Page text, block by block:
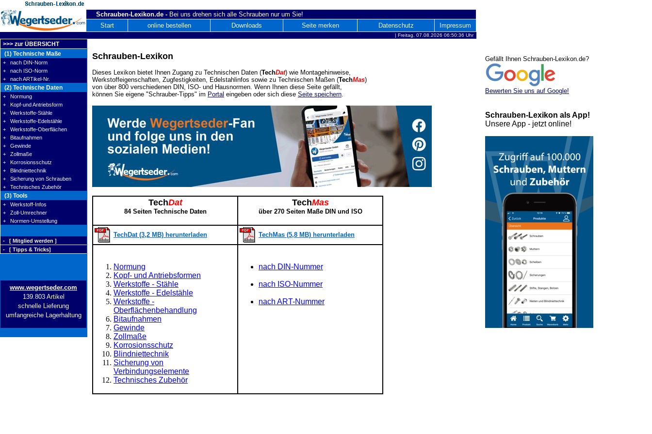
Schrauben-Lexikon.de - Bei uns drehen sich alle Schrauben nur um Sie!
Start
online bestellen Downloads Seite merken Datenschutz Impressum
| Freitag, 07.08.2026 06:50:36 Uhr
>>> zur ÜBERSICHT
(1) Technische Maße
+ nach DIN-Norm
+ nach ISO-Norm
+ nach ARTikel-Nr.
(2) Technische Daten
+ Normung
+ Kopf-und Antriebsform
+ Werkstoffe-Stähle
+ Werkstoffe-Edelstähle
+ Werkstoffe-Oberflächen
+ Bitaufnahmen
+ Gewinde
+ Zollmaße
+ Korrosionsschutz
+ Blindniettechnik
+ Sicherung von Schrauben
+ Technisches Zubehör
(3) Tools
+ Werkstoff-Infos
+ Zoll-Umrechner
+ Normen-Umstellung
- [ Mitglied werden ]
- [ Tipps & Tricks]
www.wegertseder.com
139.803 Artikel
schnelle Lieferung
umfangreiche Lagerhaltung
Schrauben-Lexikon
Dieses Lexikon bietet Ihnen Zugang zu Technischen Daten (TechDat) wie Montagehinweise,
Werkstoffeigenschaften, Zugfestigkeiten, Edelstahlinfos sowie zu Technischen Maßen (TechMas)
von über 800 verschiedenen DIN, ISO- und Hausnormen. Wenn Ihnen diese Seite gefällt,
können Sie eigene "Schrauber-Tipps" im Portal eingeben oder sich diese Seite speichern.
TechDat
84 Seiten Technische Daten
TechMas
über 270 Seiten Maße DIN und ISO
TechDat (3,2 MB) herunterladen TechMas (5,8 MB) herunterladen
Normung
Kopf- und Antriebsformen
Werkstoffe - Stähle
Werkstoffe - Edelstähle
Werkstoffe -
Oberflächenbehandlung
Bitaufnahmen
Gewinde
Zollmaße
Korrosionsschutz
Blindniettechnik
Sicherung von
Verbindungselemente
Technisches Zubehör
nach DIN-Nummer
nach ISO-Nummer
nach ART-Nummer
Gefällt Ihnen Schrauben-Lexikon.de?
Bewerten Sie uns auf Google!
Schrauben-Lexikon als App!
Unsere App - jetzt online!